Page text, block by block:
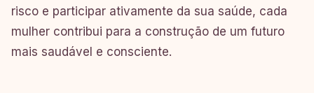
risco e participar ativamente da sua saúde, cada
mulher contribui para a construção de um futuro
mais saudável e consciente.